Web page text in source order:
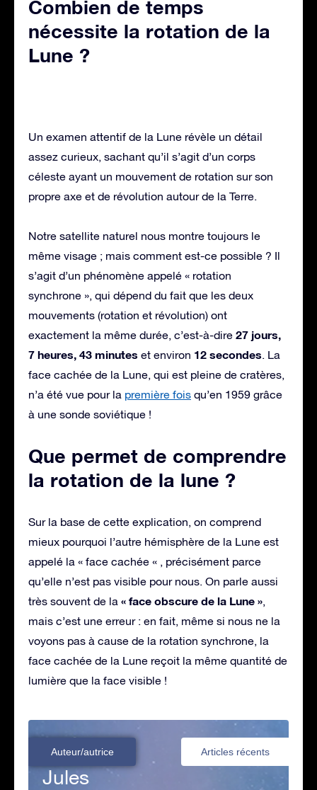
Combien de temps
nécessite la rotation de la
Lune ?
Un examen attentif de la Lune révèle un détail
assez curieux, sachant qu’il s’agit d’un corps
céleste ayant un mouvement de rotation sur son
propre axe et de révolution autour de la Terre.
Notre satellite naturel nous montre toujours le
même visage ; mais comment est-ce possible ? Il
s’agit d’un phénomène appelé « rotation
synchrone », qui dépend du fait que les deux
mouvements (rotation et révolution) ont
exactement la même durée, c’est-à-dire 27 jours,
7 heures, 43 minutes et environ 12 secondes. La
face cachée de la Lune, qui est pleine de cratères,
n’a été vue pour la première fois qu’en 1959 grâce
à une sonde soviétique !
Que permet de comprendre
la rotation de la lune ?
Sur la base de cette explication, on comprend
mieux pourquoi l’autre hémisphère de la Lune est
appelé la « face cachée « , précisément parce
qu’elle n’est pas visible pour nous. On parle aussi
très souvent de la « face obscure de la Lune »,
mais c’est une erreur : en fait, même si nous ne la
voyons pas à cause de la rotation synchrone, la
face cachée de la Lune reçoit la même quantité de
lumière que la face visible !
Auteur/autrice Articles récents
Jules